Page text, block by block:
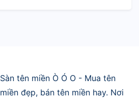
Sàn tên miền Ò Ó O - Mua tên
miền đẹp, bán tên miền hay. Nơi